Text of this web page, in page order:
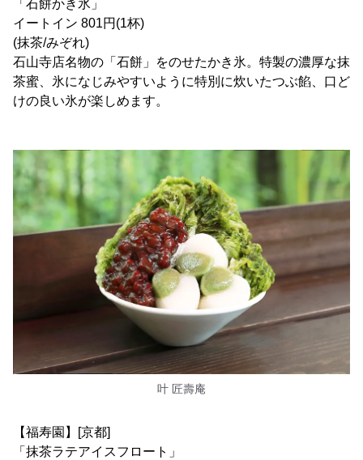
「石餅かき氷」
イートイン 801円(1杯)
(抹茶/みぞれ)
石山寺店名物の「石餅」をのせたかき氷。特製の濃厚な抹
茶蜜、氷になじみやすいように特別に炊いたつぶ餡、口ど
けの良い氷が楽しめます。
叶 匠壽庵
【福寿園】[京都]
「抹茶ラテアイスフロート」